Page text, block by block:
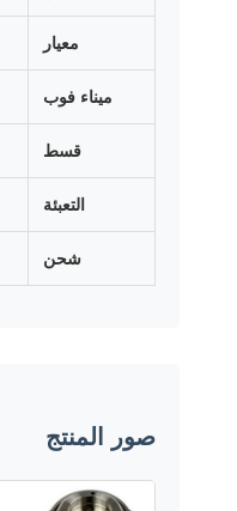
معيار
ميناء فوب
قسط
التعبئة
شحن
صور المنتج